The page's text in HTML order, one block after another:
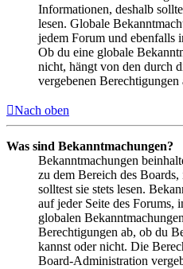
Informationen, deshalb
lesen. Globale
jedem Forum und ebenfalls
Ob du eine globale
nicht, hängt von den durch
vergebenen Berechtigungen
Nach oben
Was sind Bekanntmachungen?
Bekanntmachungen
zu dem Bereich des
solltest sie stets lesen.
auf jeder Seite des Forums,
globalen
Berechtigungen ab, ob du
kannst oder nicht. Die
Board-Administration